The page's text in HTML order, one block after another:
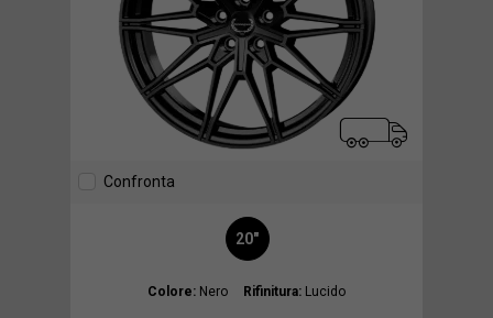
Confronta
20"
Colore: Nero Rifinitura: Lucido